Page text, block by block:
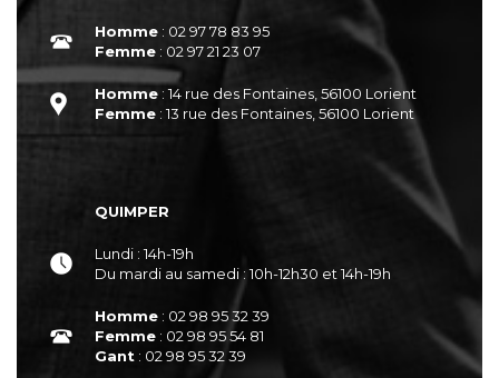
Homme : 02 97 78 83 95
Femme : 02 97 21 23 07
Homme : 14 rue des Fontaines, 56100 Lorient
Femme : 13 rue des Fontaines, 56100 Lorient
QUIMPER
Lundi : 14h-19h
Du mardi au samedi : 10h-12h30 et 14h-19h
Homme : 02 98 95 32 39
Femme : 02 98 95 54 81
Gant : 02 98 95 32 39